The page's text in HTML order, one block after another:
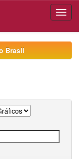
Brasil